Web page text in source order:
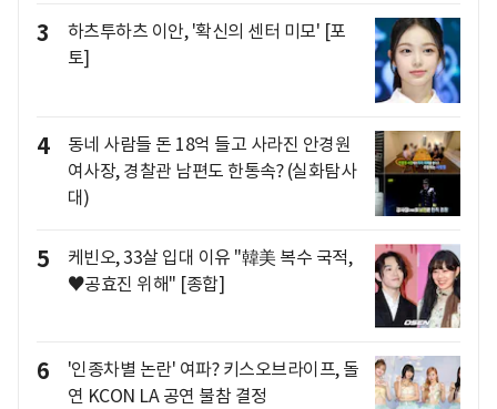
3
하츠투하츠 이안, '확신의 센터 미모' [포
토]
4
동네 사람들 돈 18억 들고 사라진 안경원
여사장, 경찰관 남편도 한통속? (실화탐사
대)
5
케빈오, 33살 입대 이유 "韓美 복수 국적,
♥공효진 위해" [종합]
6
'인종차별 논란' 여파? 키스오브라이프, 돌
연 KCON LA 공연 불참 결정